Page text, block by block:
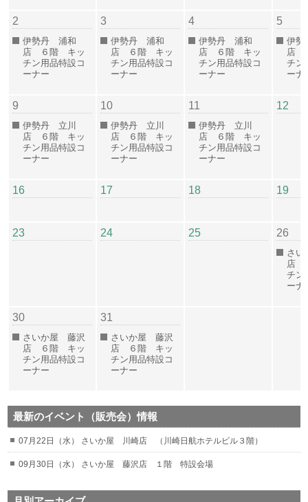
2
伊勢丹 浦和
店 ６階 キッ
チン用品特設コ
ーナー
3
伊勢丹 浦和
店 ６階 キッ
チン用品特設コ
ーナー
4
伊勢丹 浦和
店 ６階 キッ
チン用品特設コ
ーナー
5
伊
店
チン
ーナ
9
伊勢丹 立川
店 ６階 キッ
チン用品特設コ
ーナー
10
伊勢丹 立川
店 ６階 キッ
チン用品特設コ
ーナー
11
伊勢丹 立川
店 ６階 キッ
チン用品特設コ
ーナー
12
16 17 18 19
23 24 25 26
さ
店
チン
ーナ
30
さいか屋 藤沢
店 ６階 キッ
チン用品特設コ
ーナー
31
さいか屋 藤沢
店 ６階 キッ
チン用品特設コ
ーナー
最新のイベント（販売会）情報
07月22日（水） さいか屋 川崎店 （川崎日航ホテルビル３階）
09月30日（水） さいか屋 藤沢店 １階 特設会場